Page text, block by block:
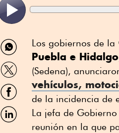
Compartir
por
WhatsApp
Compartir
por
Twitter
Compartir
por
Facebook
Compartir
por
Los gobiernos de la
Puebla e Hidalgo
(Sedena),
vehículos,
de la incidencia de
La jefa de
reunión en la que